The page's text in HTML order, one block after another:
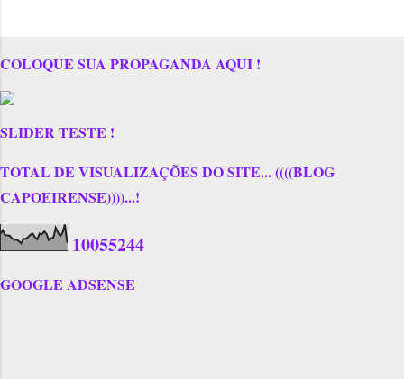
COLOQUE SUA PROPAGANDA AQUI !
SLIDER TESTE !
TOTAL DE VISUALIZAÇÕES DO SITE... ((((BLOG
CAPOEIRENSE))))...!
10055244
GOOGLE ADSENSE